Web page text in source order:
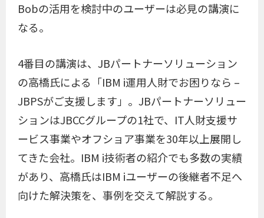
Bobの活用を検討中のユーザーは必見の講演に
なる。
4番目の講演は、JBパートナーソリューション
の高橋氏による「IBM i運用人財でお困りなら –
JBPSがご支援します」。JBパートナーソリュー
ションはJBCCグループの1社で、IT人財支援サ
ービス事業やオフショア事業を30年以上展開し
てきた会社。IBM i技術者の紹介でも多数の実績
があり、高橋氏はIBM iユーザーの後継者不足へ
向けた解決策を、事例を交えて解説する。